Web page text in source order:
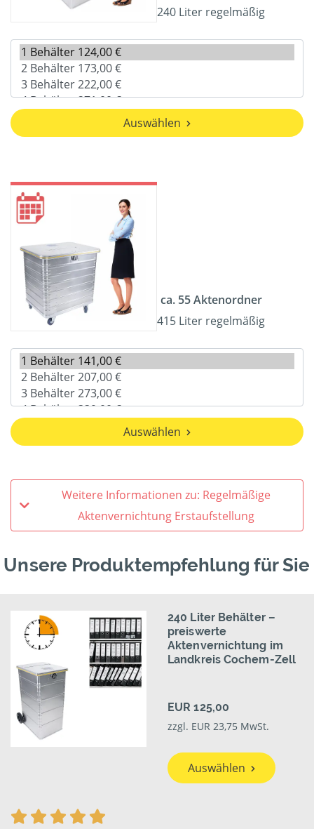
240 Liter regelmäßig
Auswählen
ca. 55 Aktenordner
415 Liter regelmäßig
Auswählen
Weitere Informationen zu: Regelmäßige
Aktenvernichtung Erstaufstellung
Unsere Produktempfehlung für Sie
240 Liter Behälter –
preiswerte
Aktenvernichtung im
Landkreis Cochem-Zell
EUR 125,00
zzgl. EUR 23,75 MwSt.
Auswählen